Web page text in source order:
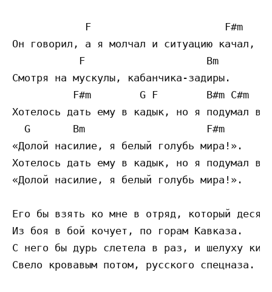
            F                      F#m
Он говорил, а я молчал и ситуацию качал,
           F                    Bm
Смотря на мускулы, кабанчика-задиры.
          F#m        G F        B#m C#m
Хотелось дать ему в кадык, но я подумал в
  G       Bm                    F#m
«Долой насилие, я белый голубь мира!».
Хотелось дать ему в кадык, но я подумал в
«Долой насилие, я белый голубь мира!».
Его бы взять ко мне в отряд, который
Из боя в бой кочует, по горам Кавказа.
С него бы дурь слетела в раз, и шелуху
Свело кровавым потом, русского спецназа.